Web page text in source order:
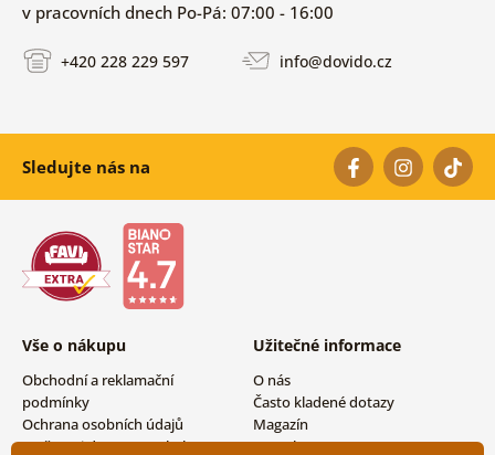
v pracovních dnech Po-Pá: 07:00 - 16:00
+420 228 229 597 info@dovido.cz
Sledujte nás na
Vše o nákupu
Obchodní a reklamační
podmínky
Ochrana osobních údajů
Možnosti dopravy a platby
Užitečné informace
O nás
Často kladené dotazy
Magazín
Kontakty